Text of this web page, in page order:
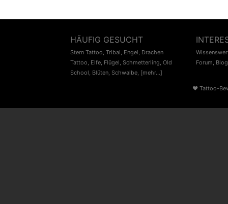
HÄUFIG GESUCHT
Stern Tattoo, Tribal, Engel, Drachen
Tattoo, Elfe, Flügel, Schmetterling, Old
School, Blüten, Schwalbe, [mehr...]
Forum, Blog
♥ Tattoo-